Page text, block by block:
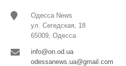
Одесса News
ул. Сегедская, 18
65009, Одесса
info@on.od.ua
odessanews.ua@gmail.com